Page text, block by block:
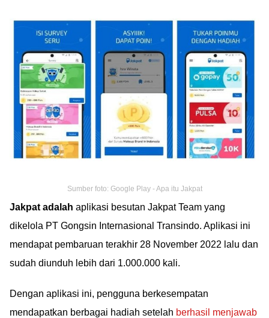
Sumber foto: Google Play - Apa itu Jakpat
Jakpat adalah aplikasi besutan Jakpat Team yang
dikelola PT Gongsin Internasional Transindo. Aplikasi ini
mendapat pembaruan terakhir 28 November 2022 lalu dan
sudah diunduh lebih dari 1.000.000 kali.
Dengan aplikasi ini, pengguna berkesempatan
mendapatkan berbagai hadiah setelah berhasil menjawab